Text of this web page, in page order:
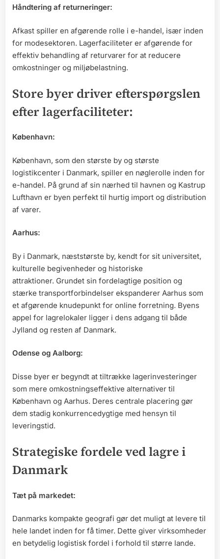
Håndtering af returneringer:
Afkast spiller en afgørende rolle i e-handel, især inden
for modesektoren. Lagerfaciliteter er afgørende for
effektiv behandling af returvarer for at reducere
omkostninger og miljøbelastning.
Store byer driver efterspørgslen
efter lagerfaciliteter:
København:
København, som den største by og største
logistikcenter i Danmark, spiller en nøglerolle inden for
e-handel. På grund af sin nærhed til havnen og Kastrup
Lufthavn er byen perfekt til hurtig import og distribution
af varer.
Aarhus:
By i Danmark, næststørste by, kendt for sit universitet,
kulturelle begivenheder og historiske
attraktioner. Grundet sin fordelagtige position og
stærke transportforbindelser ekspanderer Aarhus som
et afgørende knudepunkt for online forretning. Byens
appel for lagrelokaler ligger i dens adgang til både
Jylland og resten af Danmark.
Odense og Aalborg:
Disse byer er begyndt at tiltrække lagerinvesteringer
som mere omkostningseffektive alternativer til
København og Aarhus. Deres centrale placering gør
dem stadig konkurrencedygtige med hensyn til
leveringstid.
Strategiske fordele ved lagre i
Danmark
Tæt på markedet:
Danmarks kompakte geografi gør det muligt at levere til
hele landet inden for få timer. Dette giver virksomheder
en betydelig logistisk fordel i forhold til større lande.